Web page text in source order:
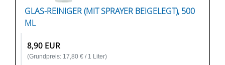
GLAS-REINIGER (MIT SPRAYER BEIGELEGT), 500
ML
8,90 EUR
(Grundpreis: 17,80 € / 1 Liter)